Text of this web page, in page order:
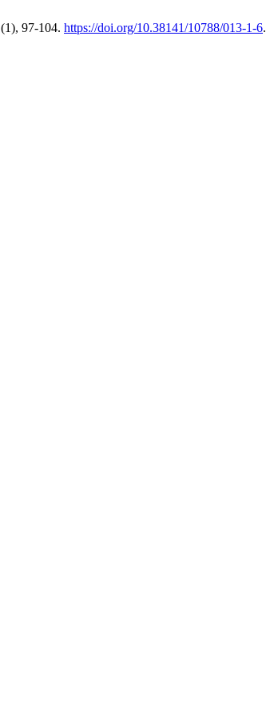
(1), 97-104. https://doi.org/10.38141/10788/013-1-6.